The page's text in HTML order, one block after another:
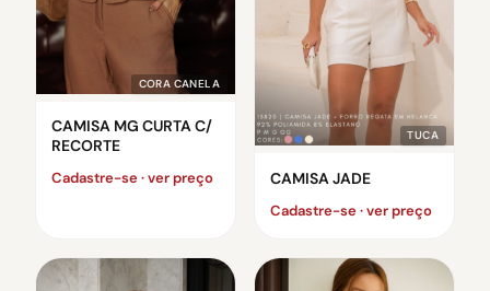
CORA CANELA
CAMISA MG CURTA C/
RECORTE
Cadastre-se · ver preço
TUCA
CAMISA JADE
Cadastre-se · ver preço